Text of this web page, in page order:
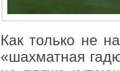
Как только не
«шахматная